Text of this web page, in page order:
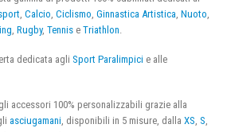
Calcio Ciclismo Ginnastica Artistica Nuoto
Rugby, Tennis e Triathlon
dedicata agli Sport Paralimpici e alle
accessori 100% personalizzabili grazie alla
asciugamani, disponibili in 5 misure, dalla XS, S,